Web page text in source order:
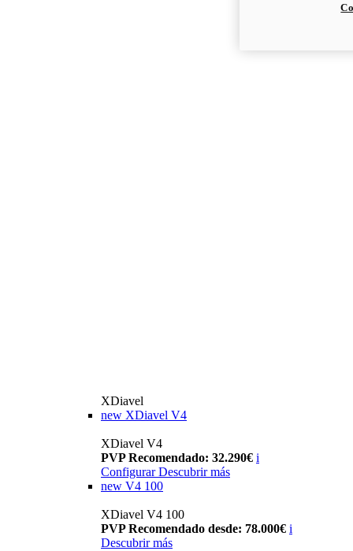
XDiavel
new XDiavel V4
XDiavel V4
PVP Recomendado: 32.290€ i
Configurar Descubrir más
new V4 100
XDiavel V4 100
PVP Recomendado desde: 78.000€ i
Descubrir más